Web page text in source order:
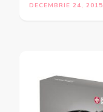
DECEMBRIE 24, 2015